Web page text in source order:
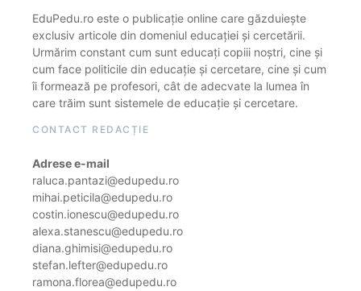
EduPedu.ro este o publicație online care găzduiește
exclusiv articole din domeniul educației și cercetării.
Urmărim constant cum sunt educați copiii noștri, cine și
cum face politicile din educație și cercetare, cine și cum
îi formează pe profesori, cât de adecvate la lumea în
care trăim sunt sistemele de educație și cercetare.
CONTACT REDACȚIE
Adrese e-mail
raluca.pantazi@edupedu.ro
mihai.peticila@edupedu.ro
costin.ionescu@edupedu.ro
alexa.stanescu@edupedu.ro
diana.ghimisi@edupedu.ro
stefan.lefter@edupedu.ro
ramona.florea@edupedu.ro